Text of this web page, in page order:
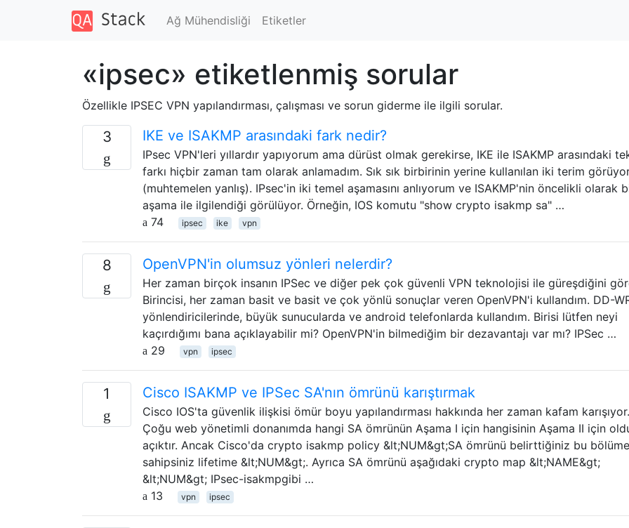
Ağ Mühendisliği Etiketler
«ipsec» etiketlenmiş sorular
Özellikle IPSEC VPN yapılandırması, çalışması ve sorun giderme ile ilgili sorular.
3 IKE ve ISAKMP arasındaki fark nedir?
IPsec VPN'leri yıllardır yapıyorum ama dürüst olmak gerekirse, IKE ile ISAKMP arasındaki
farkı hiçbir zaman tam olarak anlamadım. Sık sık birbirinin yerine kullanılan iki terim
(muhtemelen yanlış). IPsec'in iki temel aşamasını anlıyorum ve ISAKMP'nin öncelikli olarak
aşama ile ilgilendiği görülüyor. Örneğin, IOS komutu "show crypto isakmp sa" …
74
ipsec ike vpn
8 OpenVPN'in olumsuz yönleri nelerdir?
Her zaman birçok insanın IPSec ve diğer pek çok güvenli VPN teknolojisi ile güreşdiğini
Birincisi, her zaman basit ve basit ve çok yönlü sonuçlar veren OpenVPN'i kullandım. DD-
yönlendiricilerinde, büyük sunucularda ve android telefonlarda kullandım. Birisi lütfen neyi
kaçırdığımı bana açıklayabilir mi? OpenVPN'in bilmediğim bir dezavantajı var mı? IPSec …
29
vpn ipsec
1 Cisco ISAKMP ve IPSec SA'nın ömrünü karıştırmak
Cisco IOS'ta güvenlik ilişkisi ömür boyu yapılandırması hakkında her zaman kafam karışıyor.
Çoğu web yönetimli donanımda hangi SA ömrünün Aşama I için hangisinin Aşama II için
açıktır. Ancak Cisco'da crypto isakmp policy &lt;NUM&gt;SA ömrünü belirttiğiniz bu bölüme
sahipsiniz lifetime &lt;NUM&gt;. Ayrıca SA ömrünü aşağıdaki crypto map &lt;NAME&gt;
&lt;NUM&gt; IPsec-isakmpgibi …
13
vpn ipsec